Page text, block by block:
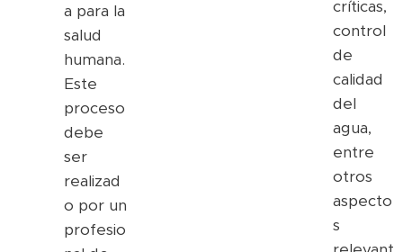
a para la
salud
humana.
Este
proceso
debe
ser
realizad
o por un
profesio
críticas,
control
de
calidad
del
agua,
entre
otros
aspecto
s